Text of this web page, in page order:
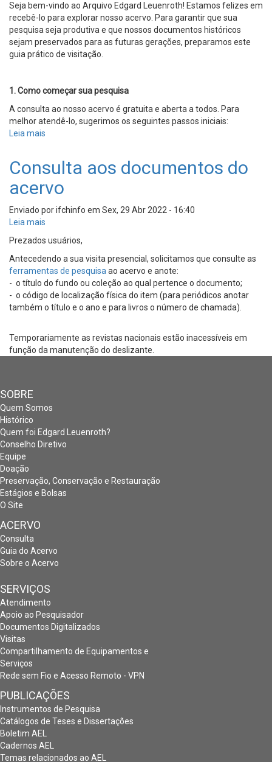
Seja bem-vindo ao Arquivo Edgard Leuenroth! Estamos felizes em
recebê-lo para explorar nosso acervo. Para garantir que sua
pesquisa seja produtiva e que nossos documentos históricos
sejam preservados para as futuras gerações, preparamos este
guia prático de visitação.
1. Como começar sua pesquisa
A consulta ao nosso acervo é gratuita e aberta a todos. Para
melhor atendê-lo, sugerimos os seguintes passos iniciais:
Leia mais
Consulta aos documentos do
acervo
Enviado porifchinfo em Sex, 29 Abr 2022 - 16:40
Leia mais
aos
documentos
do
acervo
Prezados usuários,
Antecedendo a sua visita presencial, solicitamos que ​​consulte as
ferramentas de pesquisa ao acervo e anote:
- o título do fundo ou coleção ao qual pertence o documento;
- o código de localização física do item (para periódicos anotar
também o título e o ano e para livros o número de chamada).
Temporariamente as revistas nacionais estão inacessíveis em
função da manutenção do deslizante.
SOBRE
Quem Somos
Histórico
Quem foi Edgard Leuenroth?
Conselho Diretivo
Equipe
Doação
Preservação, Conservação e Restauração
Estágios e Bolsas
O Site
ACERVO
Consulta
Guia do Acervo
Sobre o Acervo
SERVIÇOS
Atendimento
Apoio ao Pesquisador
Documentos Digitalizados
Visitas
Compartilhamento de Equipamentos e
Serviços
Rede sem Fio e Acesso Remoto - VPN
PUBLICAÇÕES
Instrumentos de Pesquisa
Catálogos de Teses e Dissertações
Boletim AEL
Cadernos AEL
Temas relacionados ao AEL